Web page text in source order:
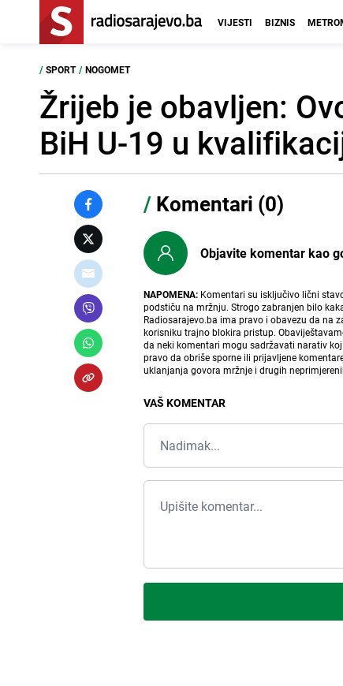
VIJESTI BIZNIS
/ SPORT / NOGOMET
Žrijeb je obavljen:
BiH U-19 u
/ Komentari (0)
Objavite komentar kao
NAPOMENA: Komentari su isključivo lični
podstiču na mržnju. Strogo zabranjen bilo
Radiosarajevo.ba ima pravo i obavezu da na
korisniku trajno blokira pristup.
da neki komentari mogu sadržavati narativ
pravo da obriše sporne ili prijavljene
uklanjanja govora mržnje i drugih
VAŠ KOMENTAR